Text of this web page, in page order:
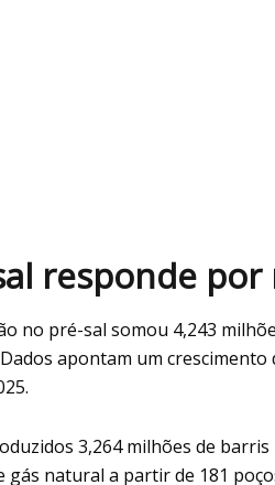
responde
no pré-sal somou 4,243
apontam um
3,264 milhões de
gás natural a partir de 181